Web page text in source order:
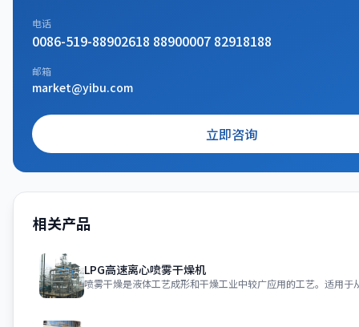
电话
0086-519-88902618 88900007 82918188
邮箱
market@yibu.com
立即咨询
相关产品
LPG高速离心喷雾干燥机